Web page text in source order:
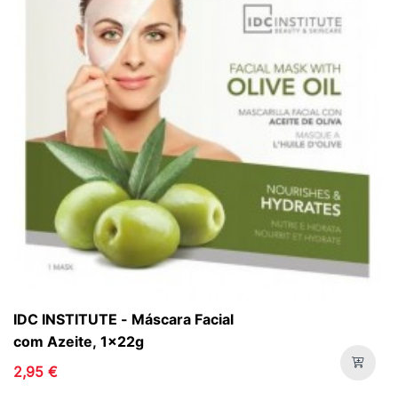
IDC INSTITUTE - Máscara Facial
com Azeite, 1x22g
2,95 €